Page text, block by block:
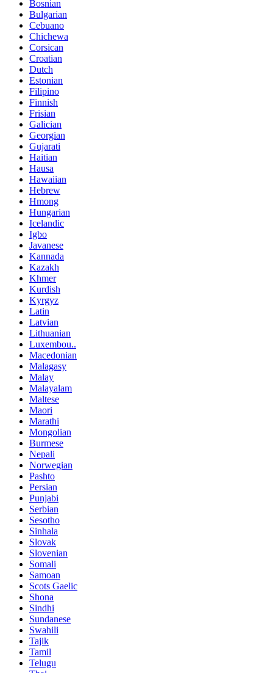
Bosnian
Bulgarian
Cebuano
Chichewa
Corsican
Croatian
Dutch
Estonian
Filipino
Finnish
Frisian
Galician
Georgian
Gujarati
Haitian
Hausa
Hawaiian
Hebrew
Hmong
Hungarian
Icelandic
Igbo
Javanese
Kannada
Kazakh
Khmer
Kurdish
Kyrgyz
Latin
Latvian
Lithuanian
Luxembou..
Macedonian
Malagasy
Malay
Malayalam
Maltese
Maori
Marathi
Mongolian
Burmese
Nepali
Norwegian
Pashto
Persian
Punjabi
Serbian
Sesotho
Sinhala
Slovak
Slovenian
Somali
Samoan
Scots Gaelic
Shona
Sindhi
Sundanese
Swahili
Tajik
Tamil
Telugu